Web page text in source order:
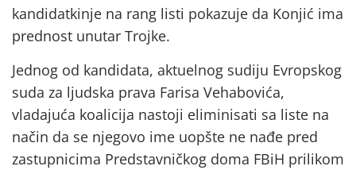
kandidatkinje na rang listi pokazuje da Konjić ima
prednost unutar Trojke.
Jednog od kandidata, aktuelnog sudiju Evropskog
suda za ljudska prava Farisa Vehabovića,
vladajuća koalicija nastoji eliminisati sa liste na
način da se njegovo ime uopšte ne nađe pred
zastupnicima Predstavničkog doma FBiH prilikom